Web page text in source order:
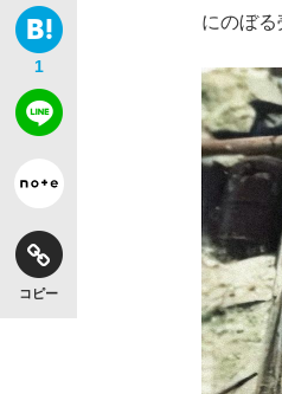
1
コピー
にのぼる